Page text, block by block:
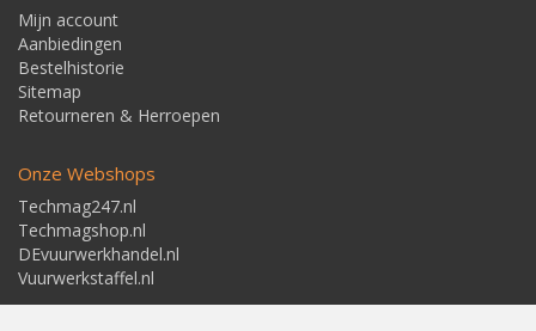
Mijn account
Aanbiedingen
Bestelhistorie
Sitemap
Retourneren & Herroepen
Onze Webshops
Techmag247.nl
Techmagshop.nl
DEvuurwerkhandel.nl
Vuurwerkstaffel.nl
Adresgegevens